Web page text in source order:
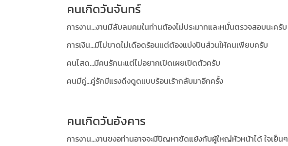
คนเกิดวันจันทร์
การงาน...งานมีลับลมคมในท่านต้องไม่ประมาทและหมั่นตรวจสอบนะครับ
การเงิน...มีไม่ขาดไม่เดือดร้อนแต่ต้องแบ่งปันส่วนให้คนเพียบครับ
คนโสด...มีคนรักนะแต่ไม่อยากเปิดเผยเปิดตัวครับ
คนมีคู่...คู่รักมีแรงดึงดูดแบบร้อนเร้ากลับมาอีกครั้ง
คนเกิดวันอังคาร
การงาน...งานขงอท่านอาจจะมีปัญหาขัดแย้งกับผู้ใหญ่หัวหน้าได้ ใจเย็น